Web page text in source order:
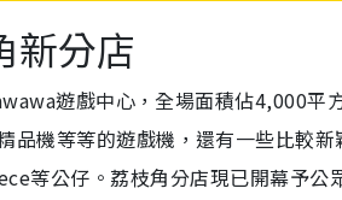
新分店
遊戲中心，全場面積佔4,000平
品機等等的遊戲機，還有一些比較
等公仔。荔枝角分店現已開幕予公